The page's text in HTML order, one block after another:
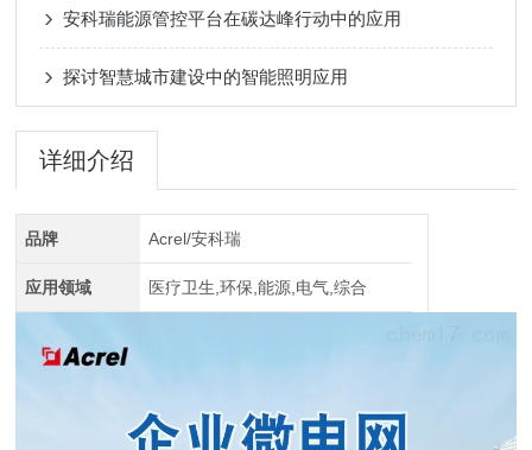
安科瑞能源管控平台在碳达峰行动中的应用
探讨智慧城市建设中的智能照明应用
详细介绍
品牌 Acrel/安科瑞
应用领域 医疗卫生,环保,能源,电气,综合